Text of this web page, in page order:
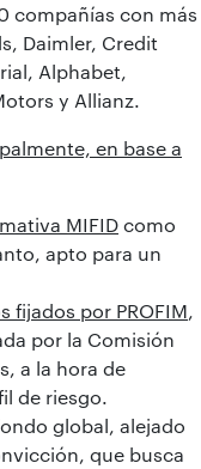
compañías con más
Daimler, Credit
Alphabet,
y Allianz.
en base a
MIFID como
apto para un
fijados por PROFIM
por la Comisión
a la hora de
de riesgo.
global, alejado
que busca